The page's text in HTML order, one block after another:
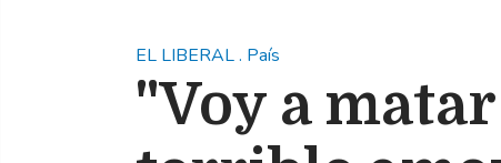
EL LIBERAL. País
"Voy a